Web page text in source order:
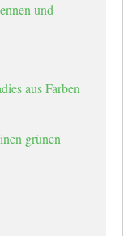
und
aus Farben
grünen